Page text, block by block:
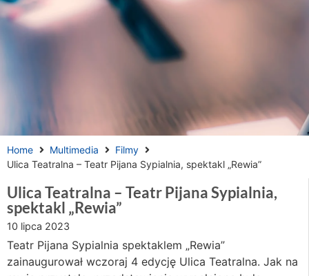
Home Multimedia
Filmy
Ulica Teatralna – Teatr Pijana Sypialnia, spektakl „Rewia”
Ulica Teatralna – Teatr Pijana Sypialnia,
spektakl „Rewia”
10 lipca 2023
Teatr Pijana Sypialnia spektaklem „Rewia”
zainaugurował wczoraj 4 edycję Ulica Teatralna. Jak na